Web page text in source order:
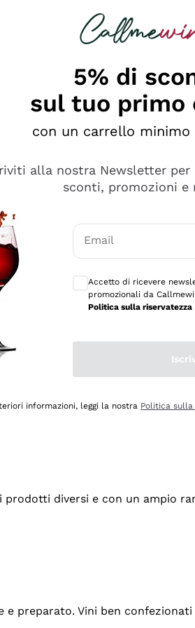
diversi e con un ampio
preparato. Vini ben
5% di
sul tuo primo
con un carrello minimo
alla nostra Newsletter per
sconti, promozioni e
Email
Accetto di ricevere
promozionali da
Politica sulla riservatezza
informazioni, leggi la nostra Politica sulla